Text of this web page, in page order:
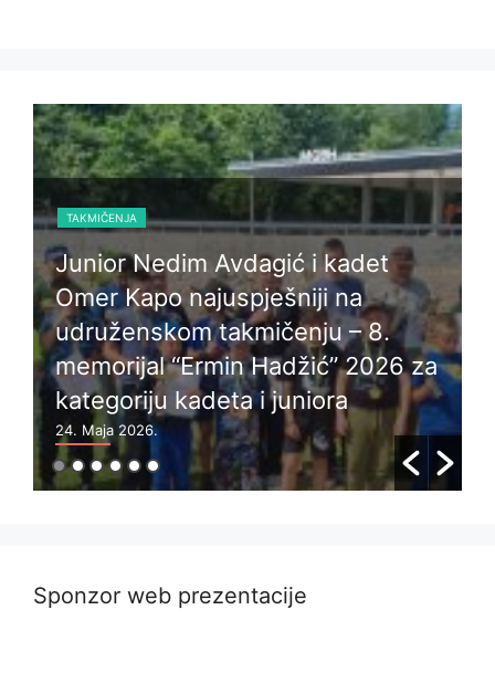
TAKMIČENJA
Junior Nedim Avdagić i kadet
Omer Kapo najuspješniji na
udruženskom takmičenju – 8.
memorijal “Ermin Hadžić” 2026 za
kategoriju kadeta i juniora
24. Maja 2026.
Sponzor web prezentacije